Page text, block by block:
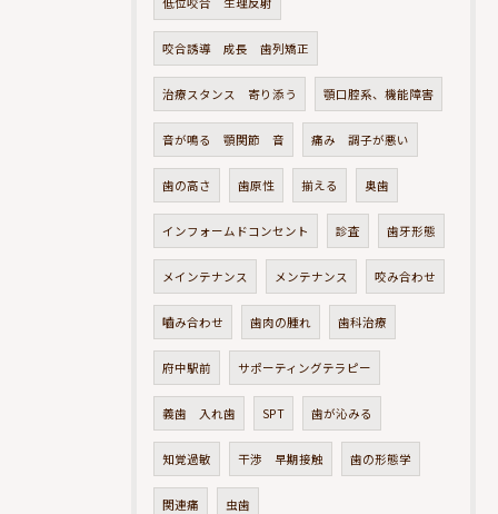
咬合誘導 成長 歯列矯正
治療スタンス 寄り添う 顎口腔系、機能障害
音が鳴る 顎関節 音 痛み 調子が悪い
歯の高さ 歯原性 揃える 奥歯
インフォームドコンセント 診査 歯牙形態
メインテナンス メンテナンス 咬み合わせ
嚙み合わせ 歯肉の腫れ 歯科治療
府中駅前 サポーティングテラピー
義歯 入れ歯 SPT 歯が沁みる
知覚過敏 干渉 早期接触 歯の形態学
関連痛 虫歯